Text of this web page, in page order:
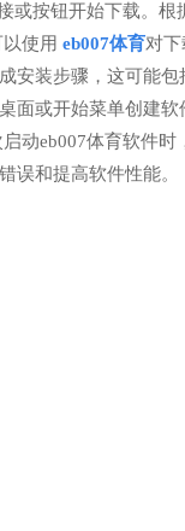
或按钮开始下载。
使用 eb007体育对
安装步骤，这可能
面或开始菜单创建
动eb007体育软件
误和提高软件性能。